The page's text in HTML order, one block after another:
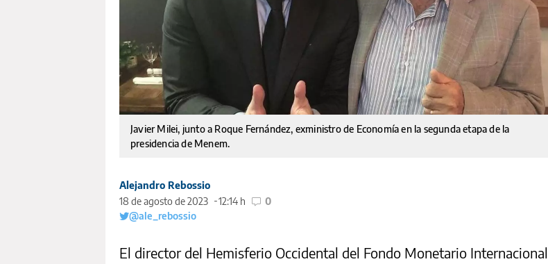
Javier Milei, junto a Roque Fernández, exministro de Economía en la segunda etapa de la
presidencia de Menem.
Alejandro Rebossio
18 de agosto de 2023
12:14 h
0
@ale_rebossio
El director del Hemisferio Occidental del Fondo Monetario Internacional